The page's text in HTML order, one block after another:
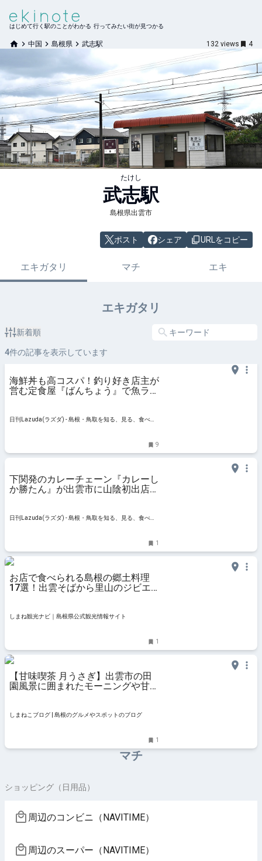
はじめて行く駅のことがわかる 行ってみたい街が見つかる
中国 島根県 武志駅 132 views 4
たけし
武志駅
島根県出雲市
ポスト シェア URLをコピー
エキガタリ マチ エキ
エキガタリ
新着順
4件の記事を表示しています
海鮮丼も高コスパ！釣り好き店主が
営む定食屋『ばんちょう』で魚ラン
日刊Lazuda(ラズダ) - 島根・鳥取を知る、見る、食べ
9
下関発のカレーチェーン『カレーし
か勝たん』が出雲市に山陰初出店！
日刊Lazuda(ラズダ) - 島根・鳥取を知る、見る、食べ
1
お店で食べられる島根の郷土料理
17選！出雲そばから里山のジビエ
しまね観光ナビ｜島根県公式観光情報サイト
1
【甘味喫茶 月うさぎ】出雲市の田
園風景に囲まれたモーニングや甘味
しまねこブログ | 島根のグルメやスポットのブログ
1
マチ
ショッピング（日用品）
周辺のコンビニ（NAVITIME）
周辺のスーパー（NAVITIME）